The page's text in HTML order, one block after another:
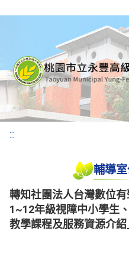
:::
輔導
轉知社團法人台灣數位
1~12年級視障中小學生
教學課程及服務資源介紹